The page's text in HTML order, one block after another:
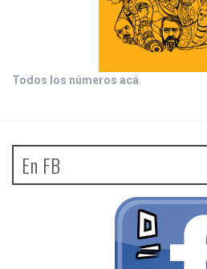
Todos los números acá.
En FB